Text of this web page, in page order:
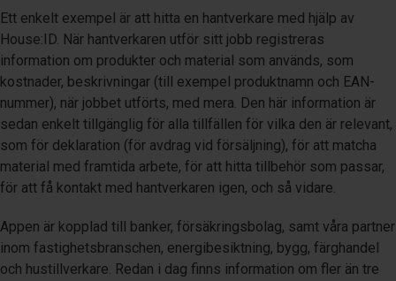
Ett enkelt exempel är att hitta en hantverkare med hjälp av
House:ID. När hantverkaren utför sitt jobb registreras
information om produkter och material som används, som
kostnader, beskrivningar (till exempel produktnamn och EAN-
nummer), när jobbet utförts, med mera. Den här information är
sedan enkelt tillgänglig för alla tillfällen för vilka den är relevant,
som för deklaration (för avdrag vid försäljning), för att matcha
material med framtida arbete, för att hitta tillbehör som passar,
för att få kontakt med hantverkaren igen, och så vidare.
Appen är kopplad till banker, försäkringsbolag, samt våra partner
inom fastighetsbranschen, energibesiktning, bygg, färghandel
och hustillverkare. Redan i dag finns information om fler än tre